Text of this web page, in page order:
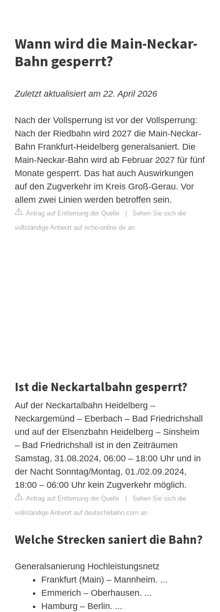
Wann wird die Main-Neckar-
Bahn gesperrt?
Zuletzt aktualisiert am 22. April 2026
Nach der Vollsperrung ist vor der Vollsperrung:
Nach der Riedbahn wird 2027 die Main-Neckar-
Bahn Frankfurt-Heidelberg generalsaniert. Die
Main-Neckar-Bahn wird ab Februar 2027 für fünf
Monate gesperrt. Das hat auch Auswirkungen
auf den Zugverkehr im Kreis Groß-Gerau. Vor
allem zwei Linien werden betroffen sein.
Antrag auf Entfernung der Quelle
Sehen Sie sich die
vollständige Antwort auf echo-online.de an
Ist die Neckartalbahn gesperrt?
Auf der Neckartalbahn Heidelberg –
Neckargemünd – Eberbach – Bad Friedrichshall
und auf der Elsenzbahn Heidelberg – Sinsheim
– Bad Friedrichshall ist in den Zeiträumen
Samstag, 31.08.2024, 06:00 – 18:00 Uhr und in
der Nacht Sonntag/Montag, 01./02.09.2024,
18:00 – 06:00 Uhr kein Zugverkehr möglich.
Antrag auf Entfernung der Quelle
Sehen Sie sich die
vollständige Antwort auf deutschebahn.com an
Welche Strecken saniert die Bahn?
Generalsanierung Hochleistungsnetz
Frankfurt (Main) – Mannheim. ...
Emmerich – Oberhausen. ...
Hamburg – Berlin. ...